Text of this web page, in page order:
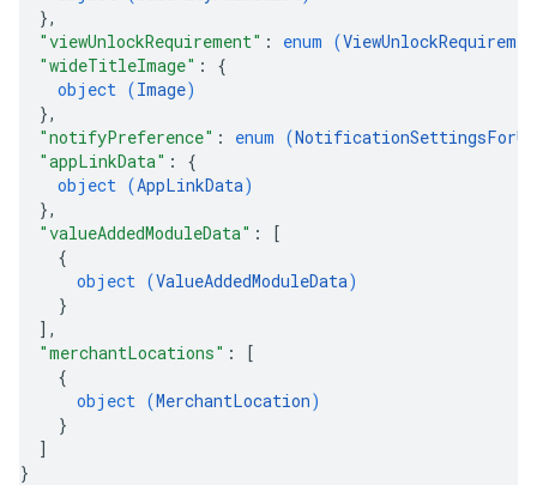
},
"viewUnlockRequirement" : enum (
"wideTitleImage" : {
object (Image)
},
"notifyPreference" : enum (
"appLinkData" : {
object (AppLinkData)
},
"valueAddedModuleData" :
[
{
object (ValueAddedModuleData)
}
] ,
"merchantLocations" :
[
{
object (MerchantLocation)
}
]
}